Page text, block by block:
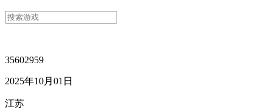
35602959
2025年10月01日
江苏